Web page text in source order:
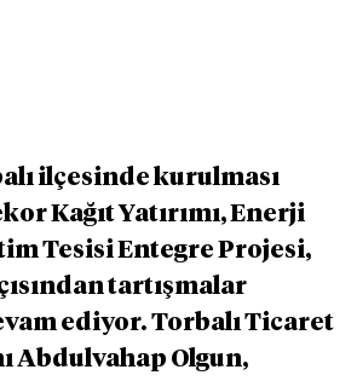
ilçesinde kurulması
Kağıt Yatırımı, Enerji
Tesisi Entegre Projesi,
tartışmalar
ediyor. Torbalı Ticaret
Abdulvahap Olgun,